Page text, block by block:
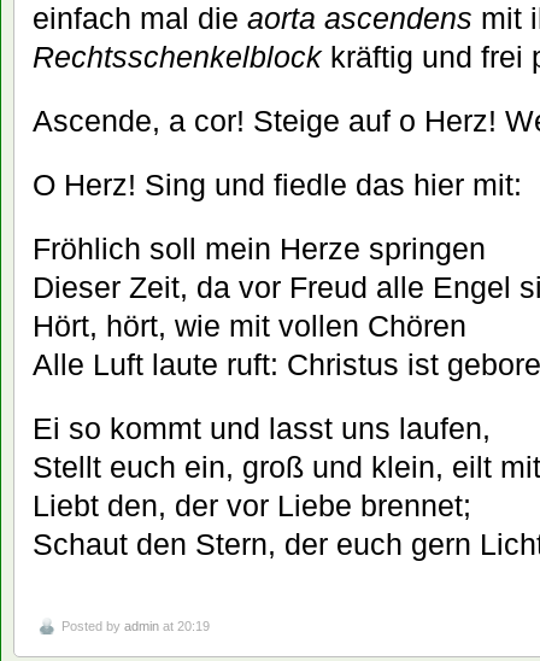
einfach mal die aorta ascendens mit
Rechtsschenkelblock kräftig und frei
Ascende, a cor! Steige auf o Herz!
O Herz! Sing und fiedle das hier mit:
Fröhlich soll mein Herze springen
Dieser Zeit, da vor Freud alle Engel
Hört, hört, wie mit vollen Chören
Alle Luft laute ruft: Christus ist
Ei so kommt und lasst uns laufen,
Stellt euch ein, groß und klein, eilt
Liebt den, der vor Liebe brennet;
Schaut den Stern, der euch gern
Posted by admin at 20:19